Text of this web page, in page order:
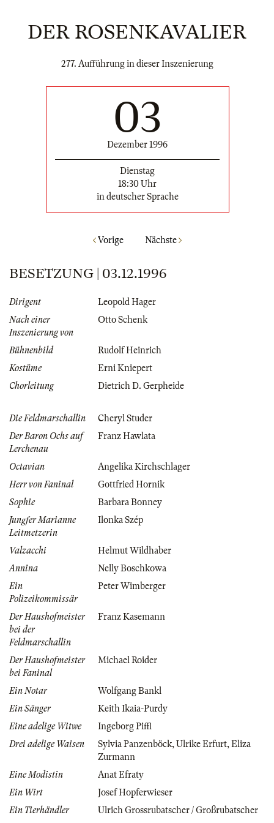
DER ROSENKAVALIER
277. Aufführung in dieser Inszenierung
03
Dezember 1996
Dienstag
18:30 Uhr
in deutscher Sprache
Vorige Nächste
BESETZUNG | 03.12.1996
Dirigent
Leopold Hager
Nach einer
Inszenierung von
Otto Schenk
Bühnenbild
Rudolf Heinrich
Kostüme
Erni Kniepert
Chorleitung
Dietrich D. Gerpheide
Die Feldmarschallin
Cheryl Studer
Der Baron Ochs auf
Lerchenau
Franz Hawlata
Octavian
Angelika Kirchschlager
Herr von Faninal
Gottfried Hornik
Sophie
Barbara Bonney
Jungfer Marianne
Leitmetzerin
Ilonka Szép
Valzacchi
Helmut Wildhaber
Annina
Nelly Boschkowa
Ein
Polizeikommissär
Peter Wimberger
Der Haushofmeister
bei der
Feldmarschallin
Franz Kasemann
Der Haushofmeister
bei Faninal
Michael Roider
Ein Notar
Wolfgang Bankl
Ein Sänger
Keith Ikaia-Purdy
Eine adelige Witwe
Ingeborg Piffl
Drei adelige Waisen
Sylvia Panzenböck,Ulrike Erfurt,Eliza
Zurmann
Eine Modistin
Anat Efraty
Ein Wirt
Josef Hopferwieser
Ein Tierhändler
Ulrich Grossrubatscher / Großrubatscher